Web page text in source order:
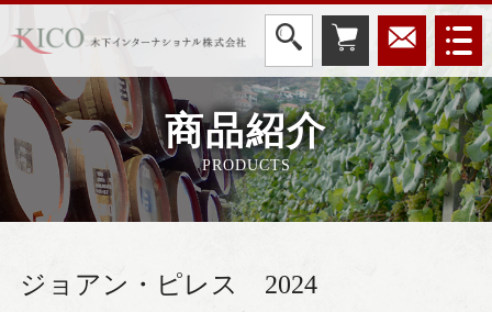
商品紹介
PRODUCTS
ジョアン・ピレス 2024